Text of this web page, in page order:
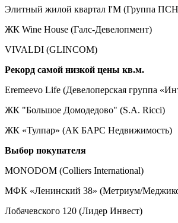
Элитный жилой квартал I'M (Группа
ЖК Wine House (Галс-Девелопмент)
VIVALDI (GLINCOM)
Рекорд самой низкой цены кв.м.
Eremeevo Life (Девелоперская группа
ЖК "Большое Домодедово" (S.A. Ricci)
ЖК «Тулпар» (АК БАРС Недвижимость)
Выбор покупателя
MONODOM (Colliers International)
МФК «Ленинский 38» (Метриум/
Лобачевского 120 (Лидер Инвест)